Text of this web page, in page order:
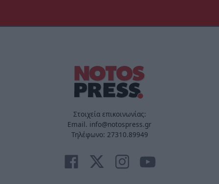
Στοιχεία επικοινωνίας:
Email. info@notospress.gr
Τηλέφωνο: 27310.89949